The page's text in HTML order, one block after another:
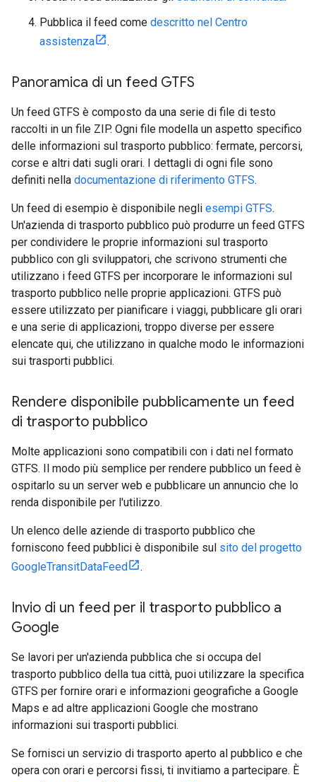
Pubblica il feed come descritto nel Centro
assistenza
.
Panoramica di un feed GTFS
Un feed GTFS è composto da una serie di file di testo
raccolti in un file ZIP. Ogni file modella un aspetto specifico
delle informazioni sul trasporto pubblico: fermate, percorsi,
corse e altri dati sugli orari. I dettagli di ogni file sono
definiti nella documentazione di riferimento GTFS.
Un feed di esempio è disponibile negli esempi GTFS.
Un'azienda di trasporto pubblico può produrre un feed GTFS
per condividere le proprie informazioni sul trasporto
pubblico con gli sviluppatori, che scrivono strumenti che
utilizzano i feed GTFS per incorporare le informazioni sul
trasporto pubblico nelle proprie applicazioni. GTFS può
essere utilizzato per pianificare i viaggi, pubblicare gli orari
e una serie di applicazioni, troppo diverse per essere
elencate qui, che utilizzano in qualche modo le informazioni
sui trasporti pubblici.
Rendere disponibile pubblicamente un feed
di trasporto pubblico
Molte applicazioni sono compatibili con i dati nel formato
GTFS. Il modo più semplice per rendere pubblico un feed è
ospitarlo su un server web e pubblicare un annuncio che lo
renda disponibile per l'utilizzo.
Un elenco delle aziende di trasporto pubblico che
forniscono feed pubblici è disponibile sul sito del progetto
GoogleTransitDataFeed
.
Invio di un feed per il trasporto pubblico a
Google
Se lavori per un'azienda pubblica che si occupa del
trasporto pubblico della tua città, puoi utilizzare la specifica
GTFS per fornire orari e informazioni geografiche a Google
Maps e ad altre applicazioni Google che mostrano
informazioni sui trasporti pubblici.
Se fornisci un servizio di trasporto aperto al pubblico e che
opera con orari e percorsi fissi, ti invitiamo a partecipare. È